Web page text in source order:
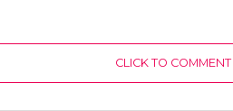
CLICK TO COMMENT